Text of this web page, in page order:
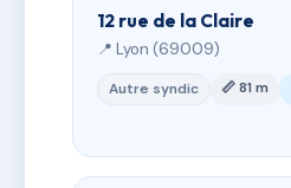
12 rue de la Claire
📍 Lyon (69009)
Autre syndic 📏 81 m